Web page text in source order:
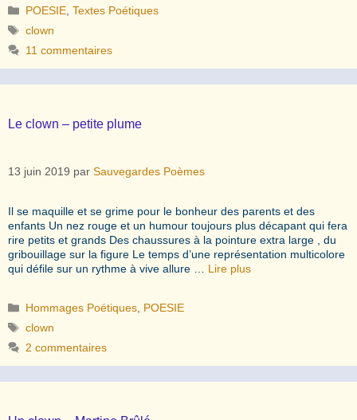
Catégories
POESIE ,Textes Poétiques
Étiquettes
clown
11 commentaires
Le clown – petite plume
13 juin 2019 par Sauvegardes Poèmes
Il se maquille et se grime pour le bonheur des parents et des
enfants Un nez rouge et un humour toujours plus décapant qui fera
rire petits et grands Des chaussures à la pointure extra large , du
gribouillage sur la figure Le temps d’une représentation multicolore
qui défile sur un rythme à vive allure … Lire plus
Catégories
Hommages Poétiques POESIE
Étiquettes
clown
2 commentaires